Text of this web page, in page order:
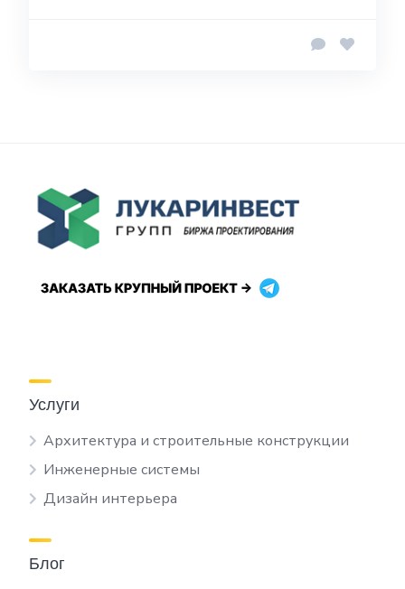
Услуги
Архитектура и строительные конструкции
Инженерные системы
Дизайн интерьера
Блог